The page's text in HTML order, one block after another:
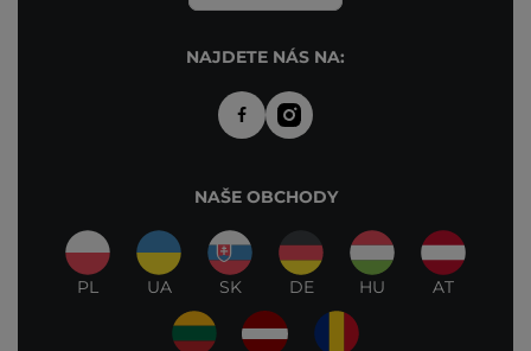
NAJDETE NÁS NA:
NAŠE OBCHODY
PL UA SK DE HU AT